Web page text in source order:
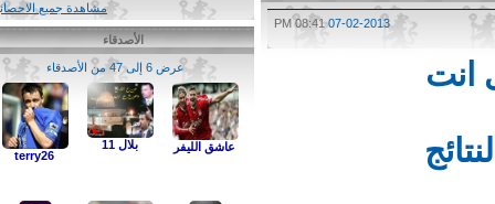
07-02-2013
08:41 PM
مشاهدة جميع الاحصائيات
الأصدقاء
عرض 6 إلى 47 من الأصدقاء
عاشق الليفر
بلال 11
terry26